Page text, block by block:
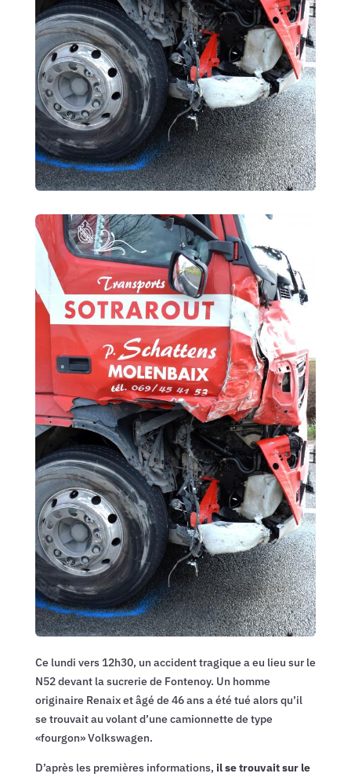
Ce lundi vers 12h30, un accident tragique a eu lieu sur le
N52 devant la sucrerie de Fontenoy. Un homme
originaire Renaix et âgé de 46 ans a été tué alors qu’il
se trouvait au volant d’une camionnette de type
«fourgon» Volkswagen‎.
D’après les premières informations, il se trouvait sur le